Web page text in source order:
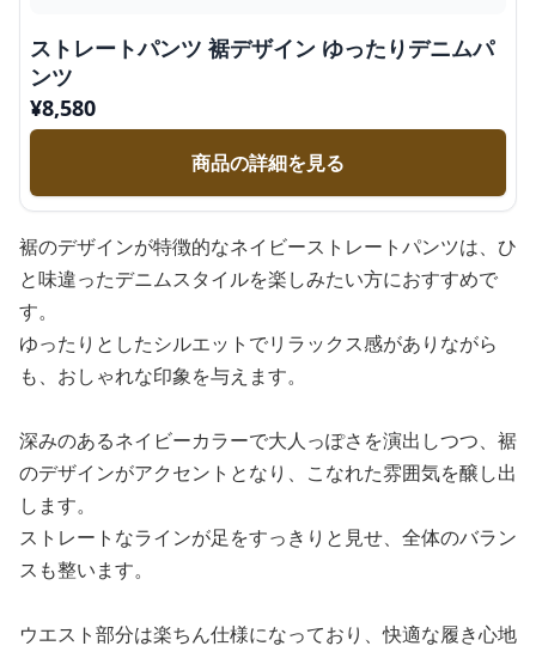
ストレートパンツ 裾デザイン ゆったりデニムパ
ンツ
¥8,580
商品の詳細を見る
裾のデザインが特徴的なネイビーストレートパンツは、ひ
と味違ったデニムスタイルを楽しみたい方におすすめで
す。
ゆったりとしたシルエットでリラックス感がありながら
も、おしゃれな印象を与えます。
深みのあるネイビーカラーで大人っぽさを演出しつつ、裾
のデザインがアクセントとなり、こなれた雰囲気を醸し出
します。
ストレートなラインが足をすっきりと見せ、全体のバラン
スも整います。
ウエスト部分は楽ちん仕様になっており、快適な履き心地